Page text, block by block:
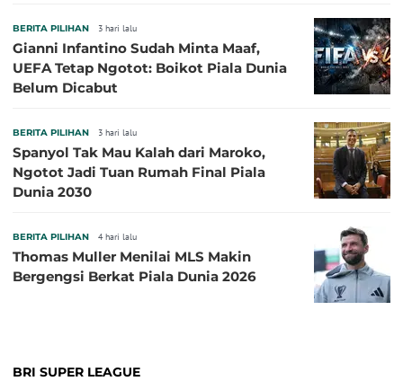
BERITA PILIHAN 3 hari lalu
Gianni Infantino Sudah Minta Maaf,
UEFA Tetap Ngotot: Boikot Piala Dunia
Belum Dicabut
BERITA PILIHAN 3 hari lalu
Spanyol Tak Mau Kalah dari Maroko,
Ngotot Jadi Tuan Rumah Final Piala
Dunia 2030
BERITA PILIHAN 4 hari lalu
Thomas Muller Menilai MLS Makin
Bergengsi Berkat Piala Dunia 2026
BRI SUPER LEAGUE